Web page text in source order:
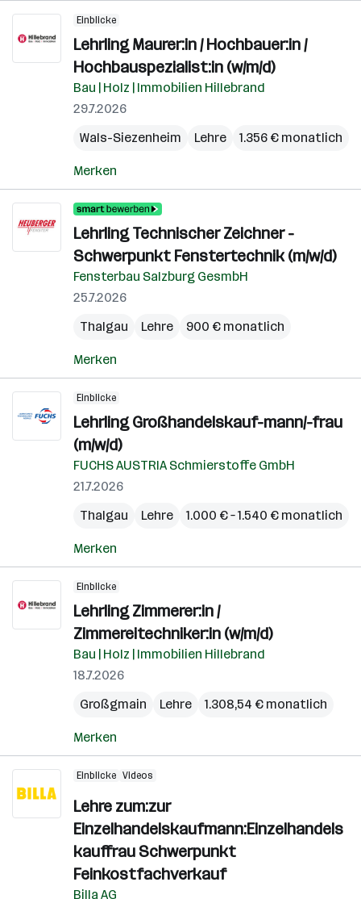
Einblicke
Lehrling Maurer:in / Hochbauer:in /
Hochbauspezialist:in (w/m/d)
Bau | Holz | Immobilien Hillebrand
29.7.2026
Wals-Siezenheim
Lehre 1.356 € monatlich
Merken
Lehrling Technischer Zeichner -
Schwerpunkt Fenstertechnik (m/w/d)
Fensterbau Salzburg GesmbH
25.7.2026
Thalgau
Lehre 900 € monatlich
Merken
Einblicke
Lehrling Großhandelskauf-mann/-frau
(m/w/d)
FUCHS AUSTRIA Schmierstoffe GmbH
21.7.2026
Thalgau
Lehre 1.000 € – 1.540 € monatlich
Merken
Einblicke
Lehrling Zimmerer:in /
Zimmereitechniker:in (w/m/d)
Bau | Holz | Immobilien Hillebrand
18.7.2026
Großgmain
Lehre 1.308,54 € monatlich
Merken
Einblicke Videos
Lehre zum:zur
Einzelhandelskaufmann:Einzelhandels
kauffrau Schwerpunkt
Feinkostfachverkauf
Billa AG